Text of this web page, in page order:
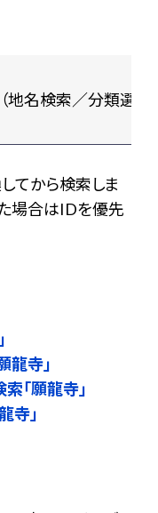
（地名検索／分類選択
てから検索しま
場合はIDを優先
龍寺」
「願龍寺」
寺」